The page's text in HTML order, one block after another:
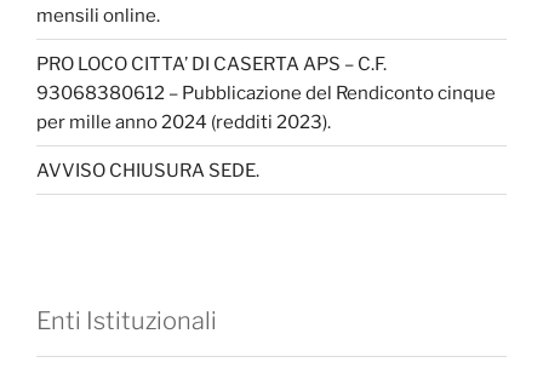
mensili online.
PRO LOCO CITTA’ DI CASERTA APS – C.F.
93068380612 – Pubblicazione del Rendiconto cinque
per mille anno 2024 (redditi 2023).
AVVISO CHIUSURA SEDE.
Enti Istituzionali